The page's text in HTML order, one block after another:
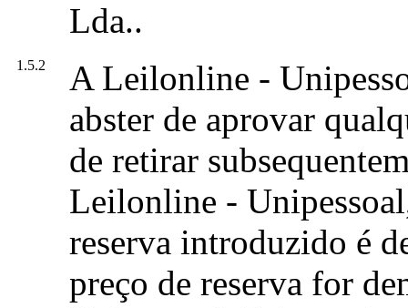
Lda..
1.5.2
A Leilonline -
abster de aprovar
de retirar
Leilonline -
reserva introduzido é
preço de reserva for